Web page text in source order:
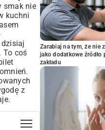
smak nie
kuchni
dzisiaj
To coś
z
Zarabiaj na tym, że nie
jako dodatkowe
zakładu